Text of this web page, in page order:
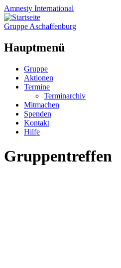
Amnesty International
Gruppe Aschaffenburg
Hauptmenü
Zum
Inhalt
springen
Gruppe
Aktionen
Termine
Terminarchiv
Mitmachen
Spenden
Kontakt
Hilfe
Gruppentreffen